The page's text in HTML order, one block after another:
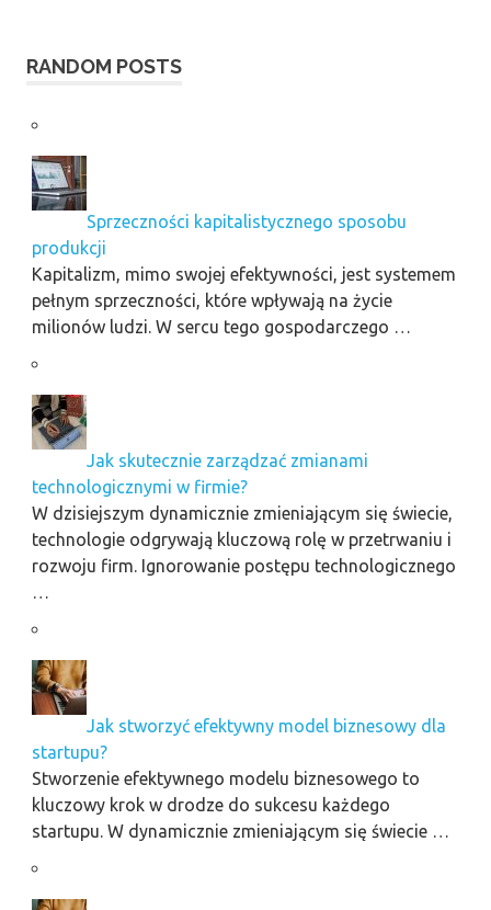
RANDOM POSTS
Sprzeczności kapitalistycznego sposobu
produkcji
Kapitalizm, mimo swojej efektywności, jest systemem
pełnym sprzeczności, które wpływają na życie
milionów ludzi. W sercu tego gospodarczego …
Jak skutecznie zarządzać zmianami
technologicznymi w firmie?
W dzisiejszym dynamicznie zmieniającym się świecie,
technologie odgrywają kluczową rolę w przetrwaniu i
rozwoju firm. Ignorowanie postępu technologicznego
…
Jak stworzyć efektywny model biznesowy dla
startupu?
Stworzenie efektywnego modelu biznesowego to
kluczowy krok w drodze do sukcesu każdego
startupu. W dynamicznie zmieniającym się świecie …